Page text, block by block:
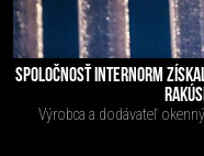
SPOLOČNOSŤ INTERNORM
Výrobca a dodávateľ